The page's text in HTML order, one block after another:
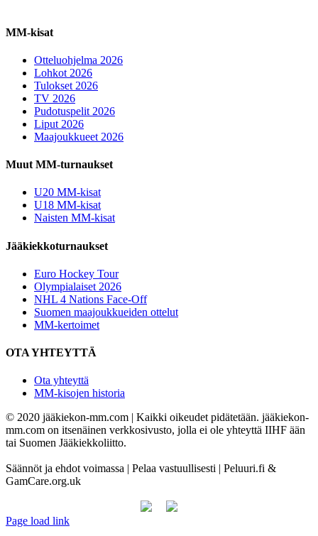
MM-kisat
Otteluohjelma 2026
Lohkot 2026
Tulokset 2026
TV 2026
Pudotuspelit 2026
Liput 2026
Maajoukkueet 2026
Muut MM-turnaukset
U20 MM-kisat
U18 MM-kisat
Naisten MM-kisat
Jääkiekkoturnaukset
Euro Hockey Tour
Olympialaiset 2026
NHL 4 Nations Face-Off
Suomen maajoukkueiden ottelut
MM-kertoimet
OTA YHTEYTTÄ
Ota yhteyttä
MM-kisojen historia
© 2020 jääkiekon-mm.com | Kaikki oikeudet pidätetään. jääkiekon-
mm.com on itsenäinen verkkosivusto, jolla ei ole yhteyttä IIHF ään
tai Suomen Jääkiekkoliitto.
Säännöt ja ehdot voimassa | Pelaa vastuullisesti | Peluuri.fi &
GamCare.org.uk
Page load link